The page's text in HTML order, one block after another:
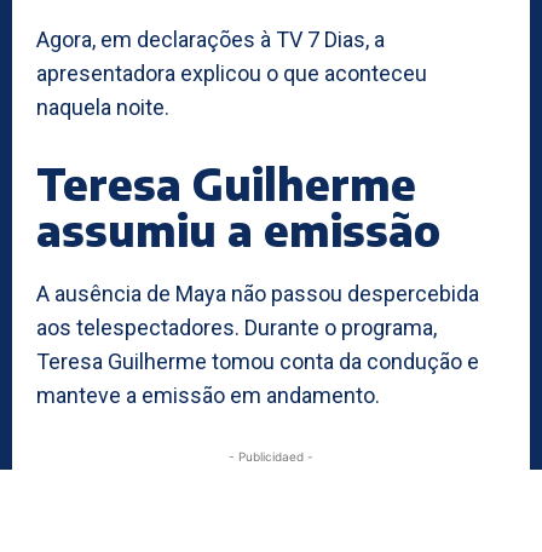
Agora, em declarações à TV 7 Dias, a
apresentadora explicou o que aconteceu
naquela noite.
Teresa Guilherme
assumiu a emissão
A ausência de Maya não passou despercebida
aos telespectadores. Durante o programa,
Teresa Guilherme tomou conta da condução e
manteve a emissão em andamento.
- Publicidaed -